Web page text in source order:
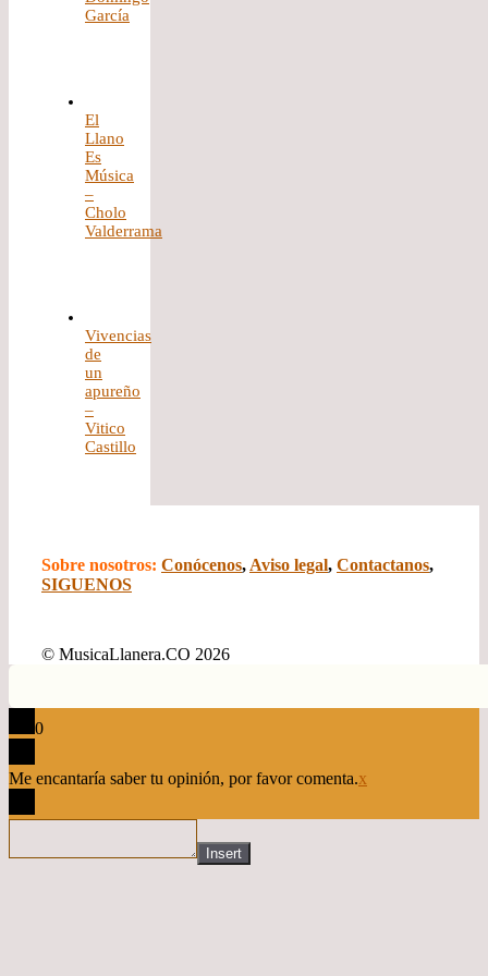
García
El
Llano
Es
Música
–
Cholo
Valderrama
Vivencias
de
un
apureño
–
Vitico
Castillo
Sobre nosotros: Conócenos, Aviso legal, Contactanos,
SIGUENOS
© MusicaLlanera.CO 2026
0
Me encantaría saber tu opinión, por favor comenta.x
Insert